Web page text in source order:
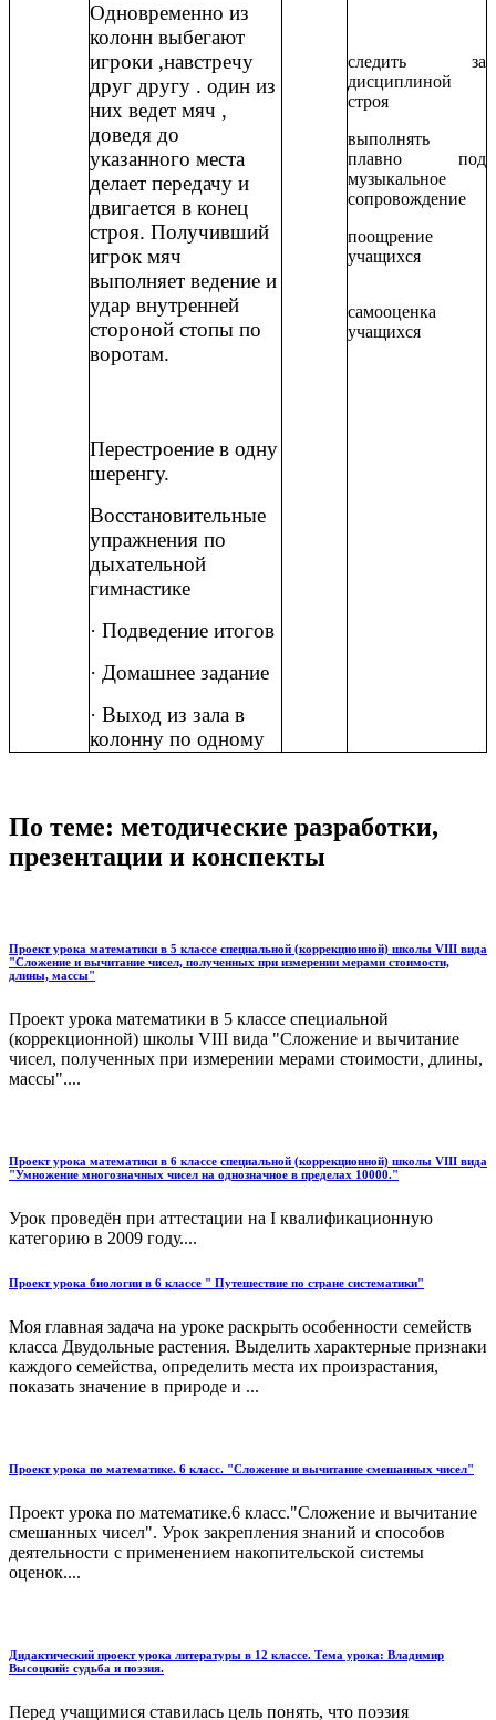
Одновременно из
колонн выбегают
игроки ,навстречу
друг другу . один из
них ведет мяч ,
доведя до
указанного места
делает передачу и
двигается в конец
строя. Получивший
игрок мяч
выполняет ведение и
удар внутренней
стороной стопы по
воротам.
Перестроение в одну
шеренгу.
Восстановительные
упражнения по
дыхательной
гимнастике
· Подведение итогов
· Домашнее задание
· Выход из зала в
колонну по одному
следить за
дисциплиной
строя
выполнять
плавно под
музыкальное
сопровождение
поощрение
учащихся
самооценка
учащихся
По теме: методические разработки,
презентации и конспекты
Проект урока математики в 5 классе специальной (коррекционной) школы VIII вида
"Сложение и вычитание чисел, полученных при измерении мерами стоимости,
длины, массы"
Проект урока математики в 5 классе специальной
(коррекционной) школы VIII вида "Сложение и вычитание
чисел, полученных при измерении мерами стоимости, длины,
массы"....
Проект урока математики в 6 классе специальной (коррекционной) школы VIII вида
"Умножение многозначных чисел на однозначное в пределах 10000."
Урок проведён при аттестации на I квалификационную
категорию в 2009 году....
Проект урока биологии в 6 классе " Путешествие по стране систематики"
Моя главная задача на уроке раскрыть особенности семейств
класса Двудольные растения. Выделить характерные признаки
каждого семейства, определить места их произрастания,
показать значение в природе и ...
Проект урока по математике. 6 класс. "Сложение и вычитание смешанных чисел"
Проект урока по математике.6 класс."Сложение и вычитание
смешанных чисел". Урок закрепления знаний и способов
деятельности с применением накопительской системы
оценок....
Дидактический проект урока литературы в 12 классе. Тема урока: Владимир
Высоцкий: судьба и поэзия.
Перед учащимися ставилась цель понять, что поэзия